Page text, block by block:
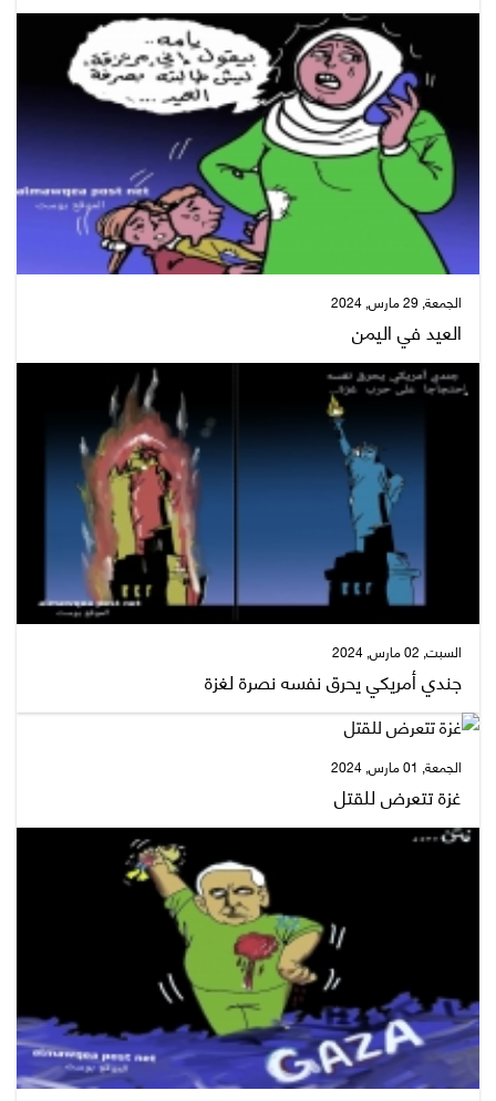
الجمعة, 29 مارس, 2024
العيد في اليمن
السبت, 02 مارس, 2024
جندي أمريكي يحرق نفسه نصرة لغزة
الجمعة, 01 مارس, 2024
غزة تتعرض للقتل